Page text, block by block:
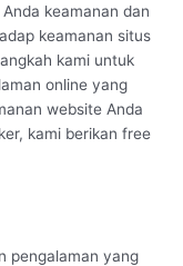
keamanan dan
keamanan situs
kami untuk
online yang
website Anda
kami berikan free
pengalaman yang